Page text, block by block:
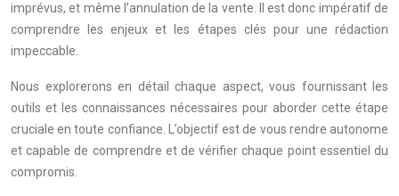
imprévus, et même l’annulation de la vente. Il est donc impératif de
comprendre les enjeux et les étapes clés pour une rédaction
impeccable.
Nous explorerons en détail chaque aspect, vous fournissant les
outils et les connaissances nécessaires pour aborder cette étape
cruciale en toute confiance. L’objectif est de vous rendre autonome
et capable de comprendre et de vérifier chaque point essentiel du
compromis.